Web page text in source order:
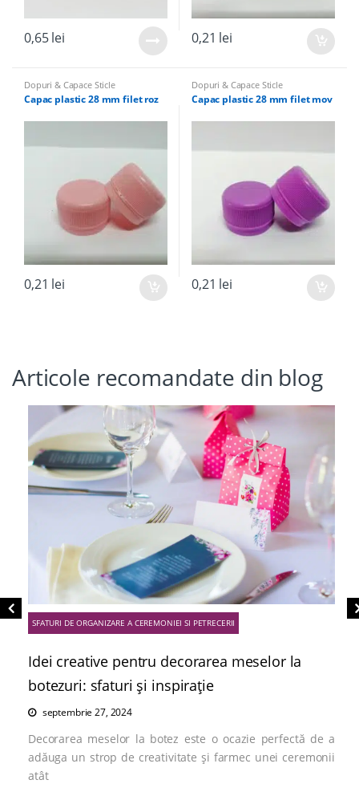
0,65lei 0,21 lei
Dopuri & Capace Sticle
Capac plastic 28 mm filet roz
0,21 lei
Dopuri & Capace Sticle
Capac plastic 28 mm filet mov
0,21 lei
Articole recomandate din blog
SFATURI DE ORGANIZARE A CEREMONIEI SI PETRECERII
Idei creative pentru decorarea meselor la
botezuri: sfaturi și inspirație
septembrie 27, 2024
Decorarea meselor la botez este o ocazie perfectă de a
adăuga un strop de creativitate și farmec unei ceremonii
atât